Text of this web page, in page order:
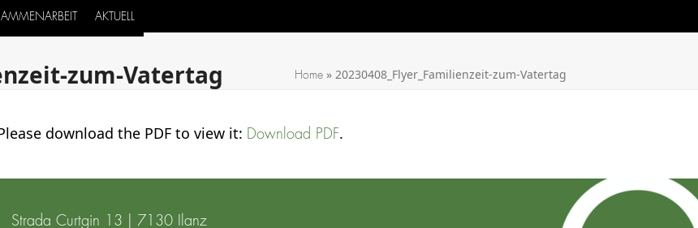
AKTUELL
zum-Vatertag Home » 20230408_Flyer_Familienzeit-zum-Vatertag
download the PDF to view it: Download PDF.
Strada Curtgin 13 | 7130 Ilanz